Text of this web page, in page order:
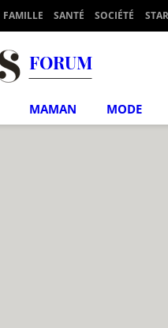
FAMILLE SANTÉ SOCIÉTÉ
FORUM
MAMAN MODE